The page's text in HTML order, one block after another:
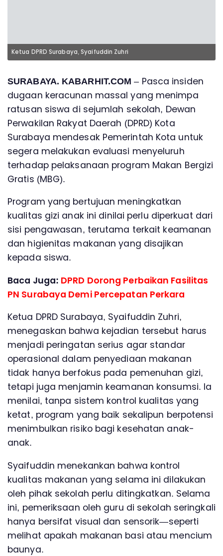
Ketua DPRD Surabaya, Syaifuddin Zuhri
SURABAYA. KABARHIT.COM – Pasca insiden
dugaan keracunan massal yang menimpa
ratusan siswa di sejumlah sekolah, Dewan
Perwakilan Rakyat Daerah (DPRD) Kota
Surabaya mendesak Pemerintah Kota untuk
segera melakukan evaluasi menyeluruh
terhadap pelaksanaan program Makan Bergizi
Gratis (MBG).
Program yang bertujuan meningkatkan
kualitas gizi anak ini dinilai perlu diperkuat dari
sisi pengawasan, terutama terkait keamanan
dan higienitas makanan yang disajikan
kepada siswa.
Baca Juga: DPRD Dorong Perbaikan Fasilitas
PN Surabaya Demi Percepatan Perkara
Ketua DPRD Surabaya, Syaifuddin Zuhri,
menegaskan bahwa kejadian tersebut harus
menjadi peringatan serius agar standar
operasional dalam penyediaan makanan
tidak hanya berfokus pada pemenuhan gizi,
tetapi juga menjamin keamanan konsumsi. Ia
menilai, tanpa sistem kontrol kualitas yang
ketat, program yang baik sekalipun berpotensi
menimbulkan risiko bagi kesehatan anak-
anak.
Syaifuddin menekankan bahwa kontrol
kualitas makanan yang selama ini dilakukan
oleh pihak sekolah perlu ditingkatkan. Selama
ini, pemeriksaan oleh guru di sekolah seringkali
hanya bersifat visual dan sensorik—seperti
melihat apakah makanan basi atau mencium
baunya.